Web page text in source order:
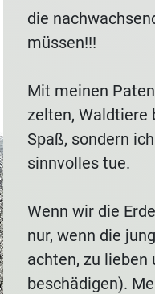
die
müssen!!!
Mit meinen
zelten, Waldtiere
Spaß, sondern
sinnvolles tue.
Wenn wir die
nur, wenn die
achten, zu lieben
beschädigen).